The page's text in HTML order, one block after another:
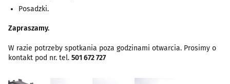
Posadzki.
Zapraszamy.
W razie potrzeby spotkania poza godzinami otwarcia. Prosimy o
kontakt pod nr. tel. 501 672 727